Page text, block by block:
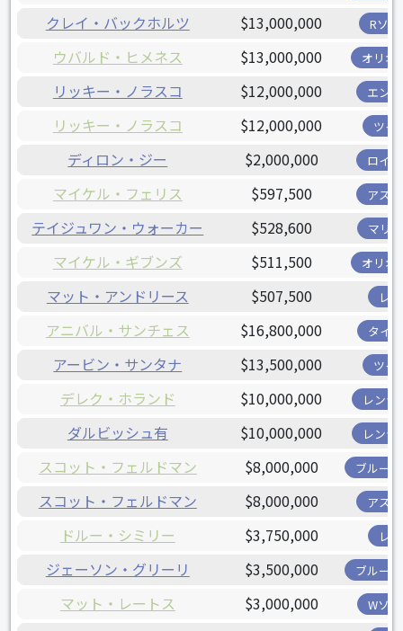
クレイ・バックホルツ $13,000,000 Rソ
ウバルド・ヒメネス $13,000,000 オリオ
リッキー・ノラスコ $12,000,000 エン
リッキー・ノラスコ $12,000,000 ツイ
ディロン・ジー $2,000,000 ロイ
マイケル・フェリス $597,500 アス
テイジュワン・ウォーカー $528,600 マリ
マイケル・ギブンズ $511,500 オリオ
マット・アンドリース $507,500 レ
アニバル・サンチェス $16,800,000 タイ
アービン・サンタナ $13,500,000 ツイ
デレク・ホランド $10,000,000 レンジ
ダルビッシュ有 $10,000,000 レンジ
スコット・フェルドマン $8,000,000 ブルー
スコット・フェルドマン $8,000,000 アス
ドルー・シミリー $3,750,000 レ
ジェーソン・グリーリ $3,500,000 ブルー
マット・レートス $3,000,000 Wソ